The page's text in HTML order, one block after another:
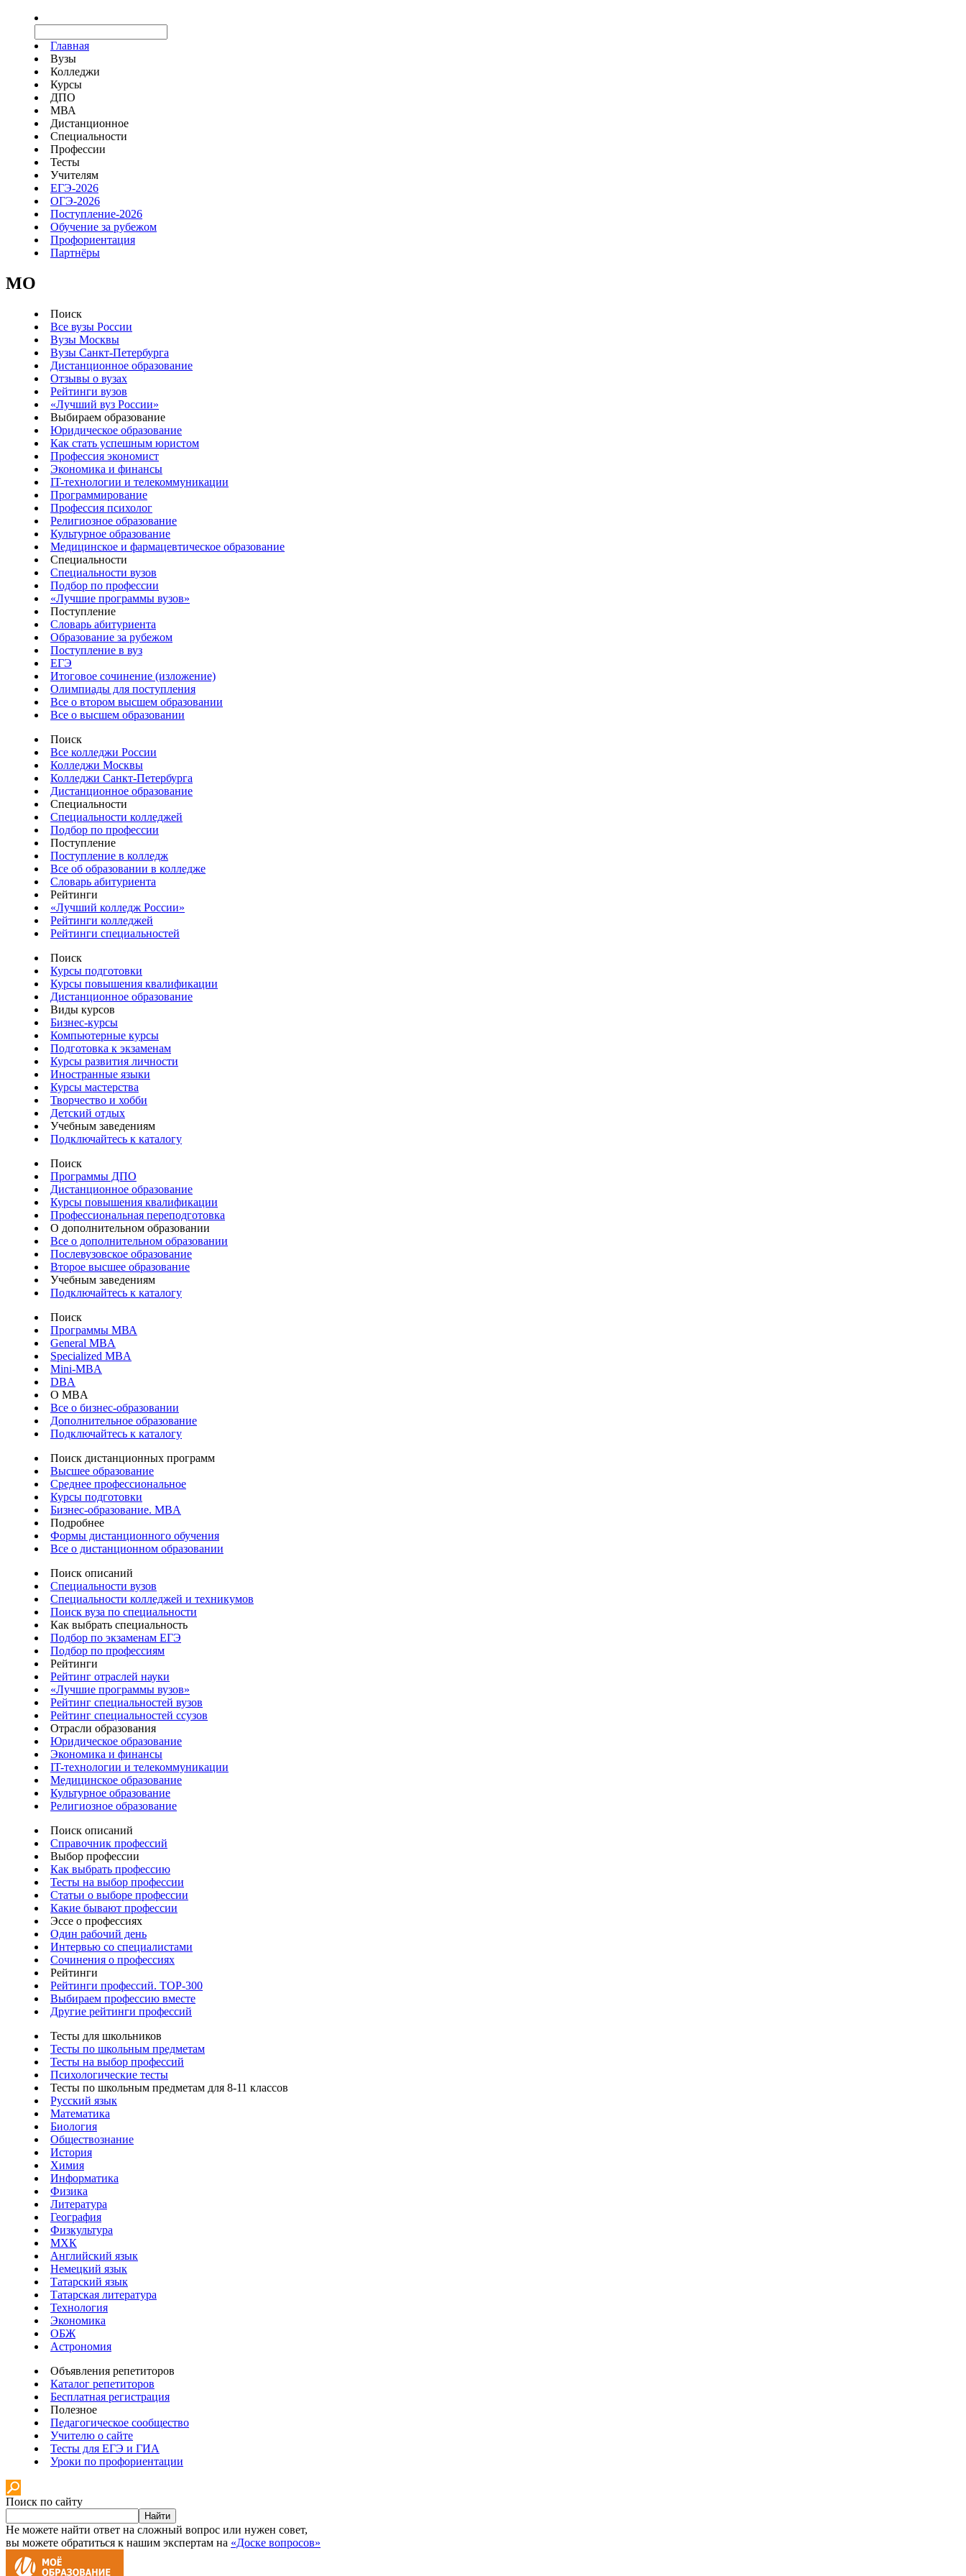
Главная
Вузы
Колледжи
Курсы
ДПО
МВА
Дистанционное
Специальности
Профессии
Тесты
Учителям
ЕГЭ-2026
ОГЭ-2026
Поступление-2026
Обучение за рубежом
Профориентация
Партнёры
MO
Поиск
Все вузы России
Вузы Москвы
Вузы Санкт-Петербурга
Дистанционное образование
Отзывы о вузах
Рейтинги вузов
«Лучший вуз России»
Выбираем образование
Юридическое образование
Как стать успешным юристом
Профессия экономист
Экономика и финансы
IT-технологии и телекоммуникации
Программирование
Профессия психолог
Религиозное образование
Культурное образование
Медицинское и фармацевтическое образование
Специальности
Специальности вузов
Подбор по профессии
«Лучшие программы вузов»
Поступление
Словарь абитуриента
Образование за рубежом
Поступление в вуз
ЕГЭ
Итоговое сочинение (изложение)
Олимпиады для поступления
Все о втором высшем образовании
Все о высшем образовании
Поиск
Все колледжи России
Колледжи Москвы
Колледжи Санкт-Петербурга
Дистанционное образование
Специальности
Специальности колледжей
Подбор по профессии
Поступление
Поступление в колледж
Все об образовании в колледже
Словарь абитуриента
Рейтинги
«Лучший колледж России»
Рейтинги колледжей
Рейтинги специальностей
Поиск
Курсы подготовки
Курсы повышения квалификации
Дистанционное образование
Виды курсов
Бизнес-курсы
Компьютерные курсы
Подготовка к экзаменам
Курсы развития личности
Иностранные языки
Курсы мастерства
Творчество и хобби
Детский отдых
Учебным заведениям
Подключайтесь к каталогу
Поиск
Программы ДПО
Дистанционное образование
Курсы повышения квалификации
Профессиональная переподготовка
О дополнительном образовании
Все о дополнительном образовании
Послевузовское образование
Второе высшее образование
Учебным заведениям
Подключайтесь к каталогу
Поиск
Программы МВА
General MBA
Specialized MBA
Mini-MBA
DBA
О MBA
Все о бизнес-образовании
Дополнительное образование
Подключайтесь к каталогу
Поиск дистанционных программ
Высшее образование
Среднее профессиональное
Курсы подготовки
Бизнес-образование. MBA
Подробнее
Формы дистанционного обучения
Все о дистанционном образовании
Поиск описаний
Специальности вузов
Специальности колледжей и техникумов
Поиск вуза по специальности
Как выбрать специальность
Подбор по экзаменам ЕГЭ
Подбор по профессиям
Рейтинги
Рейтинг отраслей науки
«Лучшие программы вузов»
Рейтинг специальностей вузов
Рейтинг специальностей ссузов
Отрасли образования
Юридическое образование
Экономика и финансы
IT-технологии и телекоммуникации
Медицинское образование
Культурное образование
Религиозное образование
Поиск описаний
Справочник профессий
Выбор профессии
Как выбрать профессию
Тесты на выбор профессии
Статьи о выборе профессии
Какие бывают профессии
Эссе о профессиях
Один рабочий день
Интервью со специалистами
Сочинения о профессиях
Рейтинги
Рейтинги профессий. TOP-300
Выбираем профессию вместе
Другие рейтинги профессий
Тесты для школьников
Тесты по школьным предметам
Тесты на выбор профессий
Психологические тесты
Тесты по школьным предметам для 8-11 классов
Русский язык
Математика
Биология
Обществознание
История
Химия
Информатика
Физика
Литература
География
Физкультура
МХК
Английский язык
Немецкий язык
Татарский язык
Татарская литература
Технология
Экономика
ОБЖ
Астрономия
Объявления репетиторов
Каталог репетиторов
Бесплатная регистрация
Полезное
Педагогическое сообщество
Учителю о сайте
Тесты для ЕГЭ и ГИА
Уроки по профориентации
Поиск по сайту
Найти
Не можете найти ответ на сложный вопрос или нужен совет,
вы можете обратиться к нашим экспертам на «Доске вопросов»